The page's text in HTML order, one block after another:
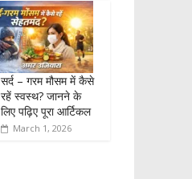
सर्द – गरम मौसम में कैसे
रहें स्वस्थ? जानने के
लिए पढ़िए पूरा आर्टिकल
March 1, 2026